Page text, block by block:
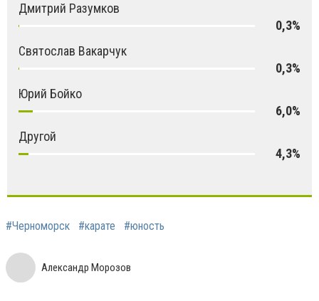
Дмитрий Разумков
0,3%
Святослав Вакарчук
0,3%
Юрий Бойко
6,0%
Другой
4,3%
#Черноморск #карате #юность
Александр Морозов